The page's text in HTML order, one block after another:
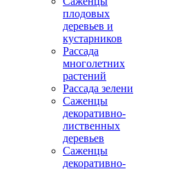
плодовых
деревьев и
кустарников
Рассада
многолетних
растений
Рассада зелени
Саженцы
декоративно-
лиственных
деревьев
Саженцы
декоративно-